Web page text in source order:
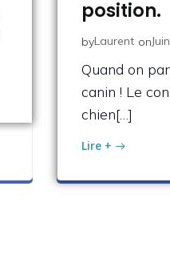
position.
byLaurent on
Quand on
canin ! Le
chien[…]
Lire +